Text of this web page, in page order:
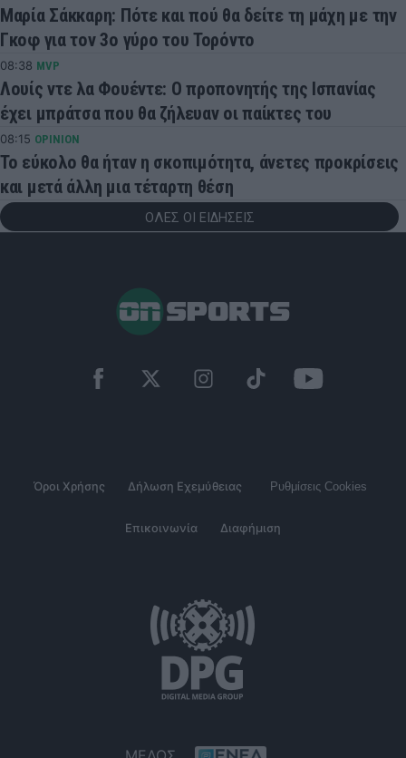
Μαρία Σάκκαρη: Πότε και πού θα δείτε τη μάχη με την
Γκοφ για τον 3ο γύρο του Τορόντο
08:38 MVP
Λουίς ντε λα Φουέντε: Ο προπονητής της Ισπανίας
έχει μπράτσα που θα ζήλευαν οι παίκτες του
08:15 OPINION
Το εύκολο θα ήταν η σκοπιμότητα, άνετες προκρίσεις
και μετά άλλη μια τέταρτη θέση
ΟΛΕΣ ΟΙ ΕΙΔΗΣΕΙΣ
Όροι Χρήσης Δήλωση Εχεμύθειας Ρυθμίσεις Cookies
Επικοινωνία Διαφήμιση